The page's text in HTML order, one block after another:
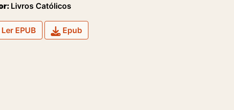
Livros Católicos
Ler EPUB Epub